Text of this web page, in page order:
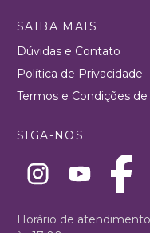
SAIBA MAIS
Dúvidas e Contato
Política de Privacidade
Termos e Condições de
SIGA-NOS
Horário de